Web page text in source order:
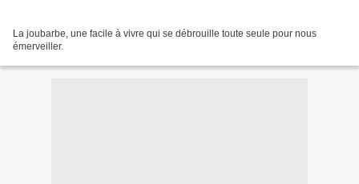
La joubarbe, une facile à vivre qui se débrouille toute seule pour nous
émerveiller.